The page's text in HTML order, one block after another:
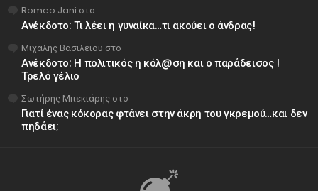
Romeo Jani στο
Ανέκδοτο: Τι λέει η γυναίκα…τι ακούει ο άνδρας!
Μιχαλης Βασιλειου στο
Ανέκδοτο: Η πολιτικός η κόλ@ση και ο παράδεισος !
Τρελό γέλιο
Σωτήρης Μπεκιάρης στο
Γιατί ένας κόκορας φτάνει στην άκρη του γκρεμού…και δεν
πηδάει;